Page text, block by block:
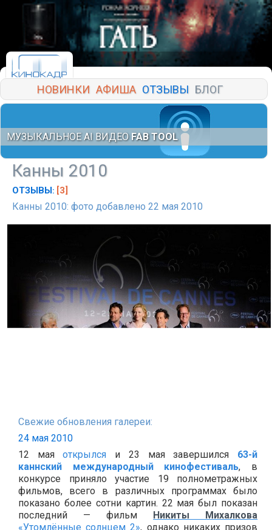
НОВИНКИ АФИША ОТЗЫВЫ БЛОГ
МУЗЫКАЛЬНОЕ AI ВИДЕО FAB TOOL
Канны 2010
ОТЗЫВЫ: [3]
Канны 2010: фото добавлено 22 мая 2010
Свежие обновления галереи:
24 мая 2010
12 маяоткрылся и 23 мая завершился 63-й
каннский международный кинофестиваль, в
конкурсе приняло участие 19 полнометражных
фильмов, всего в различных программах было
показано более сотни картин. 22 мая был показан
последний — фильм Никиты Михалкова
«Утомлённые солнцем 2», однако никаких призов